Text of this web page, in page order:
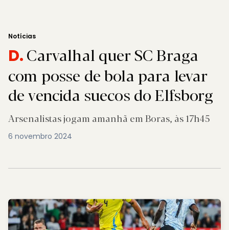
Notícias
D.Carvalhal quer SC Braga
com posse de bola para levar
de vencida suecos do Elfsborg
Arsenalistas jogam amanhã em Boras, às 17h45
6 novembro 2024